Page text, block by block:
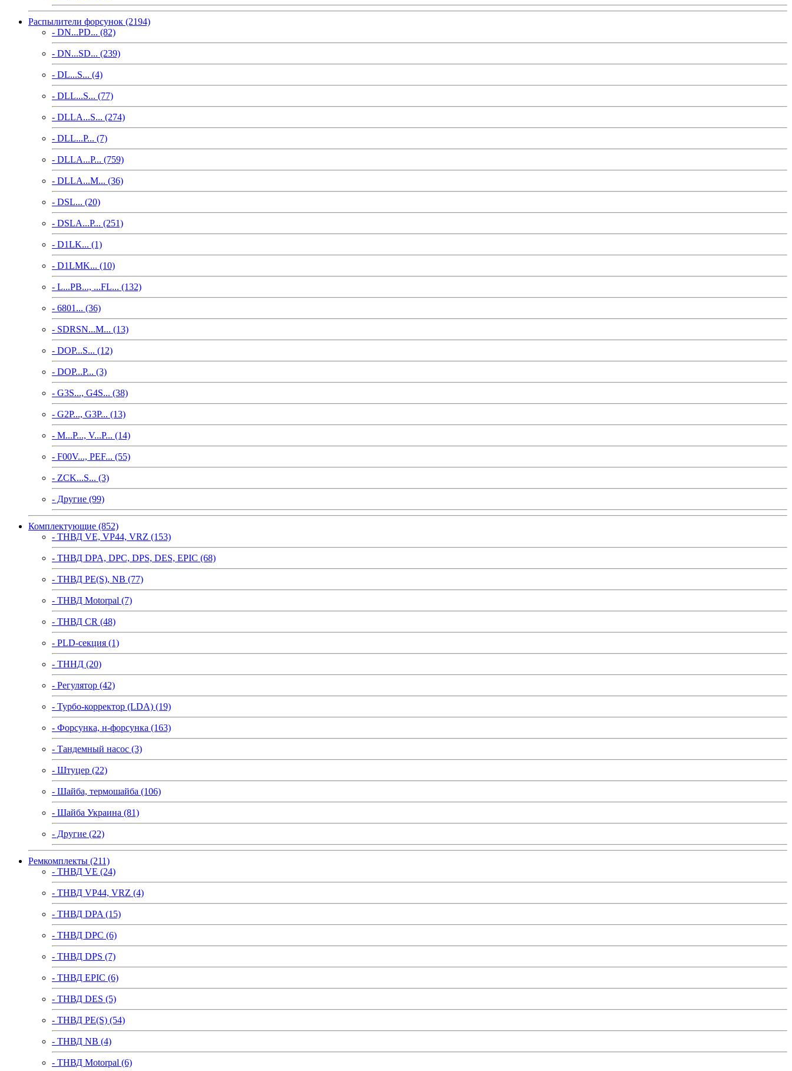
Распылители форсунок (2194)
- DN...PD... (82)
- DN...SD... (239)
- DL...S... (4)
- DLL...S... (77)
- DLLA...S... (274)
- DLL...P... (7)
- DLLA...P... (759)
- DLLA...M... (36)
- DSL... (20)
- DSLA...P... (251)
- D1LK... (1)
- D1LMK... (10)
- L...PB..., ...FL... (132)
- 6801... (36)
- SDRSN...M... (13)
- DOP...S... (12)
- DOP...P... (3)
- G3S..., G4S... (38)
- G2P..., G3P... (13)
- M...P..., V...P... (14)
- F00V..., PEF... (55)
- ZCK...S... (3)
- Другие (99)
Комплектующие (852)
- ТНВД VE, VP44, VRZ (153)
- ТНВД DPA, DPC, DPS, DES, EPIC (68)
- ТНВД PE(S), NB (77)
- ТНВД Motorpal (7)
- ТНВД CR (48)
- PLD-секция (1)
- ТННД (20)
- Регулятор (42)
- Турбо-корректор (LDA) (19)
- Форсунка, н-форсунка (163)
- Тандемный насос (3)
- Штуцер (22)
- Шайба, термошайба (106)
- Шайба Украина (81)
- Другие (22)
Ремкомплекты (211)
- ТНВД VE (24)
- ТНВД VP44, VRZ (4)
- ТНВД DPA (15)
- ТНВД DPC (6)
- ТНВД DPS (7)
- ТНВД EPIC (6)
- ТНВД DES (5)
- ТНВД PE(S) (54)
- ТНВД NB (4)
- ТНВД Motorpal (6)